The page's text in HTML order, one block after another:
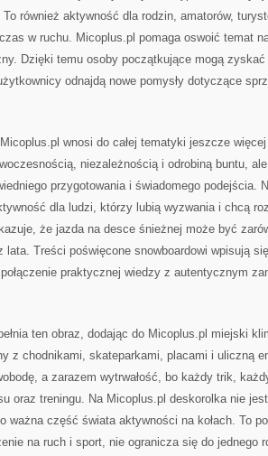
również aktywność dla rodzin, amatorów,
w ruchu. Micoplus.pl pomaga oswoić temat
Dzięki temu osoby początkujące mogą
odnajdą nowe pomysły dotyczące
wnosi do całej tematyki jeszcze
niezależnością i odrobiną buntu,
przygotowania i świadomego podejścia.
dla ludzi, którzy lubią wyzwania i chcą
że jazda na desce śnieżnej może być
lata. Treści poświęcone snowboardowi wpisują
praktycznej wiedzy z autentycznym
ten obraz, dodając do Micoplus.pl miejski
z chodnikami, skateparkami, placami i uliczną
a zarazem wytrwałość, bo każdy trik,
oraz treningu. Na Micoplus.pl deskorolka nie
ważna część świata aktywności na kołach. To
na ruch i sport, nie ogranicza się do jednego